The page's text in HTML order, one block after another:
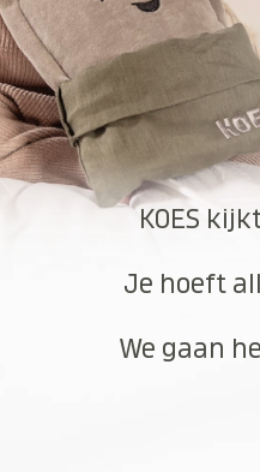
KOES
Je hoeft
We gaan